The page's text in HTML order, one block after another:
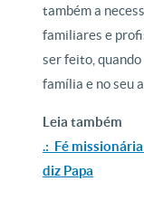
também a
familiares e
ser feito,
família e no seu
Leia também
.: Fé
diz Papa